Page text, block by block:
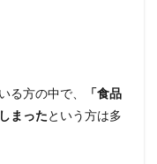
る方の中で、
「食品
まったという方は多